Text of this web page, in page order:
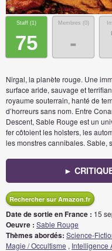
Staff (1)
75
Membres (0)
-
Nirgal, la planète rouge. Une
surface aride, sauvage et
royaume souterrain, hanté de
d’horreurs sans nom. Entre
Descent, Sable Rouge est un
fer côtoient les holsters, les
les monstres cannibales. Sable,
►
Rechercher sur Amazon.fr
Date de sortie en France : 15
Oeuvre : Sable Rouge
Thèmes abordés: Science-
Magie / Occultisme , Intelligence